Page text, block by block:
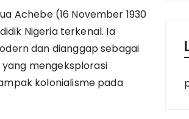
Achebe (16 November 1930
Nigeria terkenal. Ia
dan dianggap sebagai
mengeksplorasi
kolonialisme pada